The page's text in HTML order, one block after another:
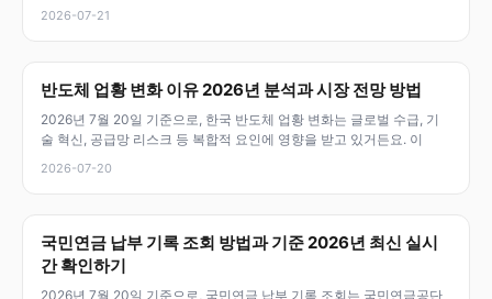
2026-07-21
반도체 업황 변화 이유 2026년 분석과 시장 전망 방법
2026년 7월 20일 기준으로, 한국 반도체 업황 변화는 글로벌 수급, 기
술 혁신, 공급망 리스크 등 복합적 요인에 영향을 받고 있거든요. 이
2026-07-20
국민연금 납부 기록 조회 방법과 기준 2026년 최신 실시
간 확인하기
2026년 7월 20일 기준으로, 국민연금 납부 기록 조회는 국민연금공단